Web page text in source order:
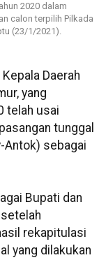
2020 dalam
calon terpilih Pilkada
(23/1/2021).
Daerah
yang
telah usai
tunggal
Antok) sebagai
Bupati dan
rekapitulasi
yang dilakukan